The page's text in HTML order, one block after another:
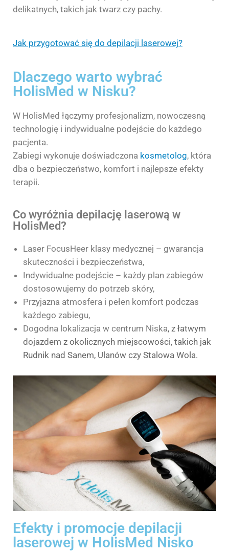
delikatnych, takich jak twarz czy pachy.
Jak przygotować się do depilacji laserowej?
Dlaczego warto wybrać
HolisMed w Nisku?
W HolisMed łączymy profesjonalizm, nowoczesną
technologię i indywidualne podejście do każdego
pacjenta.
Zabiegi wykonuje doświadczona kosmetolog, która
dba o bezpieczeństwo, komfort i najlepsze efekty
terapii.
Co wyróżnia depilację laserową w
HolisMed?
Laser FocusHeer klasy medycznej – gwarancja
skuteczności i bezpieczeństwa,
Indywidualne podejście – każdy plan zabiegów
dostosowujemy do potrzeb skóry,
Przyjazna atmosfera i pełen komfort podczas
każdego zabiegu,
Dogodna lokalizacja w centrum Niska, z łatwym
dojazdem z okolicznych miejscowości, takich jak
Rudnik nad Sanem, Ulanów czy Stalowa Wola.
Efekty i promocje depilacji
laserowej w HolisMed Nisko